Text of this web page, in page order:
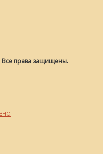
Все права защищены.